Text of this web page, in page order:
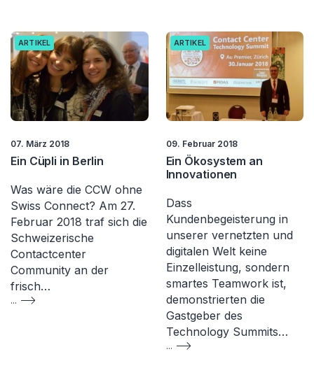
ARTIKEL
07. März 2018
Ein Cüpli in Berlin
Was wäre die CCW ohne
Swiss Connect? Am 27.
Februar 2018 traf sich die
Schweizerische
Contactcenter
Community an der
frisch…
...
ARTIKEL
09. Februar 2018
Ein Ökosystem an
Innovationen
Dass
Kundenbegeisterung in
unserer vernetzten und
digitalen Welt keine
Einzelleistung, sondern
smartes Teamwork ist,
demonstrierten die
Gastgeber des
Technology Summits…
...